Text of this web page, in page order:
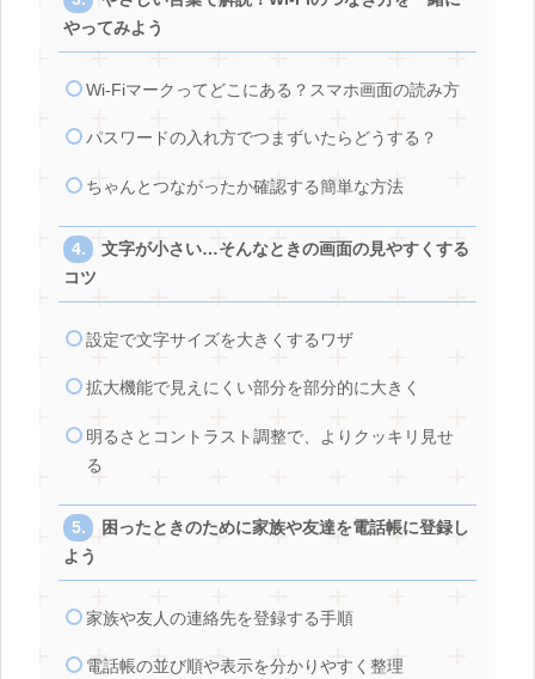
やってみよう
Wi-Fiマークってどこにある？スマホ画面の読み方
パスワードの入れ方でつまずいたらどうする？
ちゃんとつながったか確認する簡単な方法
文字が小さい…そんなときの画面の見やすくする
コツ
設定で文字サイズを大きくするワザ
拡大機能で見えにくい部分を部分的に大きく
明るさとコントラスト調整で、よりクッキリ見せ
る
困ったときのために家族や友達を電話帳に登録し
よう
家族や友人の連絡先を登録する手順
電話帳の並び順や表示を分かりやすく整理